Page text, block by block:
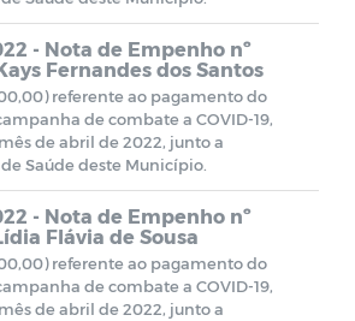
- Nota de Empenho nº
Fernandes dos Santos
referente ao pagamento do
de combate a COVID-19,
de abril de 2022, junto a
Saúde deste Município.
- Nota de Empenho nº
Flávia de Sousa
referente ao pagamento do
de combate a COVID-19,
de abril de 2022, junto a